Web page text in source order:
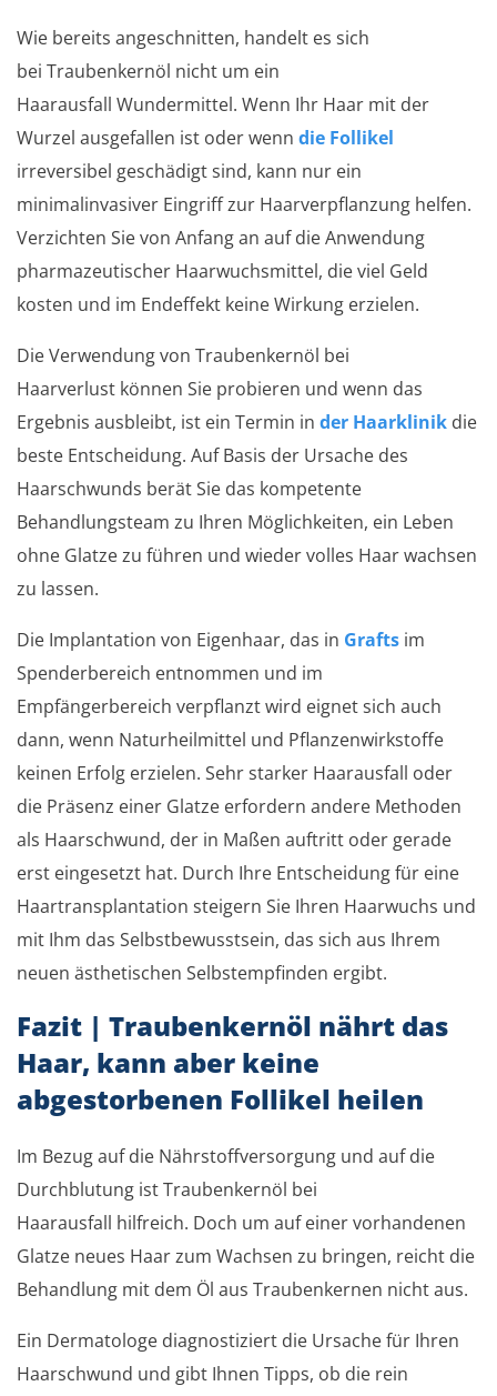
Wie bereits angeschnitten, handelt es sich
bei Traubenkernöl nicht um ein
Haarausfall Wundermittel. Wenn Ihr Haar mit der
Wurzel ausgefallen ist oder wenn die Follikel
irreversibel geschädigt sind, kann nur ein
minimalinvasiver Eingriff zur Haarverpflanzung helfen.
Verzichten Sie von Anfang an auf die Anwendung
pharmazeutischer Haarwuchsmittel, die viel Geld
kosten und im Endeffekt keine Wirkung erzielen.
Die Verwendung von Traubenkernöl bei
Haarverlust können Sie probieren und wenn das
Ergebnis ausbleibt, ist ein Termin in der Haarklinik die
beste Entscheidung. Auf Basis der Ursache des
Haarschwunds berät Sie das kompetente
Behandlungsteam zu Ihren Möglichkeiten, ein Leben
ohne Glatze zu führen und wieder volles Haar wachsen
zu lassen.
Die Implantation von Eigenhaar, das in Grafts im
Spenderbereich entnommen und im
Empfängerbereich verpflanzt wird eignet sich auch
dann, wenn Naturheilmittel und Pflanzenwirkstoffe
keinen Erfolg erzielen. Sehr starker Haarausfall oder
die Präsenz einer Glatze erfordern andere Methoden
als Haarschwund, der in Maßen auftritt oder gerade
erst eingesetzt hat. Durch Ihre Entscheidung für eine
Haartransplantation steigern Sie Ihren Haarwuchs und
mit Ihm das Selbstbewusstsein, das sich aus Ihrem
neuen ästhetischen Selbstempfinden ergibt.
Fazit | Traubenkernöl nährt das
Haar, kann aber keine
abgestorbenen Follikel heilen
Im Bezug auf die Nährstoffversorgung und auf die
Durchblutung ist Traubenkernöl bei
Haarausfall hilfreich. Doch um auf einer vorhandenen
Glatze neues Haar zum Wachsen zu bringen, reicht die
Behandlung mit dem Öl aus Traubenkernen nicht aus.
Ein Dermatologe diagnostiziert die Ursache für Ihren
Haarschwund und gibt Ihnen Tipps, ob die rein